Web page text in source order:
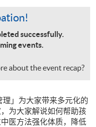
successfully.
events.
about the event recap?
」为大家带来多元化的
为大家解说如何帮助孩
医方法强化体质，降低